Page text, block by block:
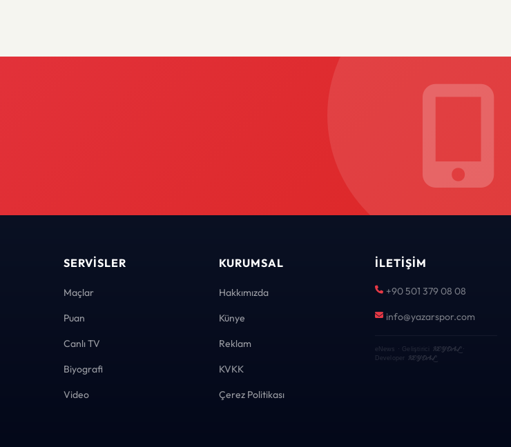
SERVISLER
Maçlar
Puan
Canlı TV
Biyografi
Video
KURUMSAL
Hakkımızda
Künye
Reklam
KVKK
Çerez Politikası
İLETIŞIM
+90 501 379 08 08
info@yazarspor.com
eNews · Geliştirici KEYDAL·
Developer KEYDAL